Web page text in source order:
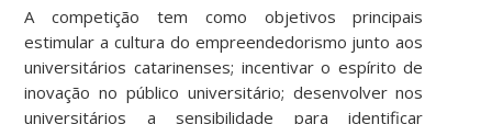
A competição tem como objetivos principais
estimular a cultura do empreendedorismo junto aos
universitários catarinenses; incentivar o espírito de
inovação no público universitário; desenvolver nos
universitários a sensibilidade para identificar